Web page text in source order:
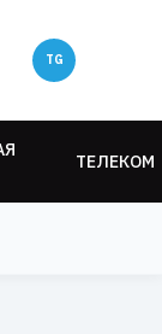
ТЕЛЕКОМ